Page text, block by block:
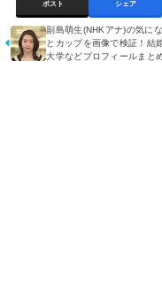
ポスト シェア
副島萌生(NHKアナ)の気に
とカップを画像で検証！結
大学などプロフィールまと